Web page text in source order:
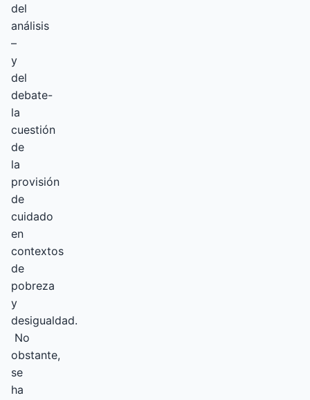
del
análisis
–
y
del
debate-
la
cuestión
de
la
provisión
de
cuidado
en
contextos
de
pobreza
y
desigualdad.
No
obstante,
se
ha